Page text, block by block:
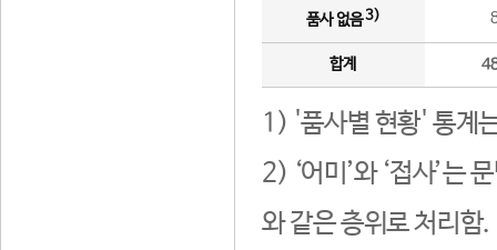
품사 없음3)
합계
1) '품사별 현황' 통계
2) ‘어미’와 ‘접사’는
와 같은 층위로 처리함.